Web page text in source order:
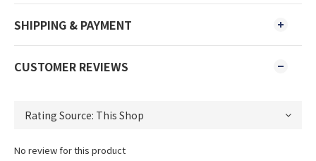
SHIPPING & PAYMENT
CUSTOMER REVIEWS
No review for this product